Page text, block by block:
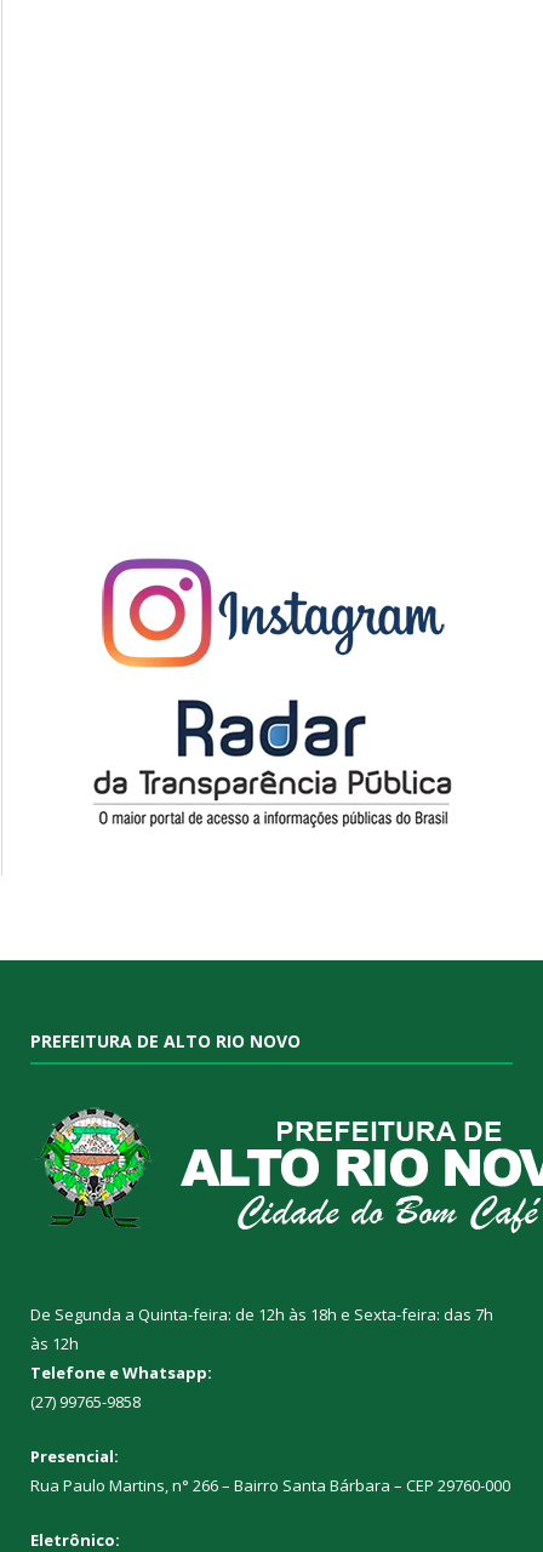
PREFEITURA DE ALTO RIO NOVO
De Segunda a Quinta-feira: de 12h às 18h e Sexta-feira: das 7h
às 12h
Telefone e Whatsapp:
(27) 99765-9858
Presencial:
Rua Paulo Martins, n° 266 – Bairro Santa Bárbara – CEP 29760-000
Eletrônico: